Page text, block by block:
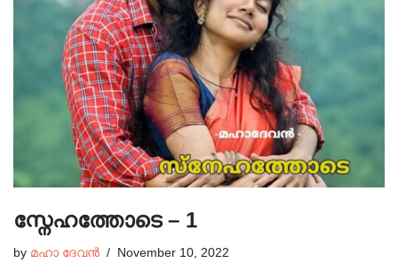
സ്നേഹത്തോടെ – 1
by മഹാ ദേവൻ November 10, 2022